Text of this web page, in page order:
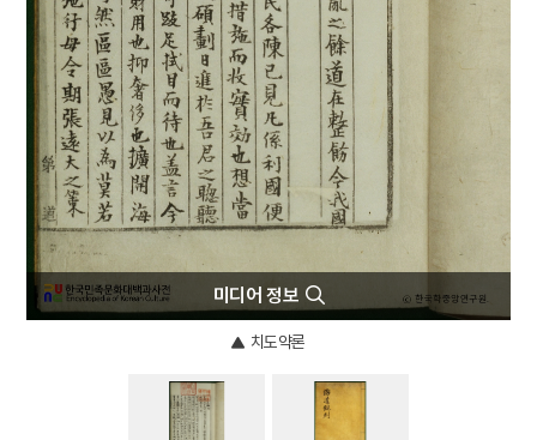
9
정감록
10 3·1운동
미디어 정보
치도약론